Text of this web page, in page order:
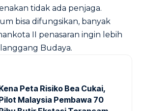
tidak ada penjaga.
bisa difungsikan, banyak
II penasaran ingin lebih
Budaya.
Peta Risiko Bea Cukai,
Malaysia Pembawa 70